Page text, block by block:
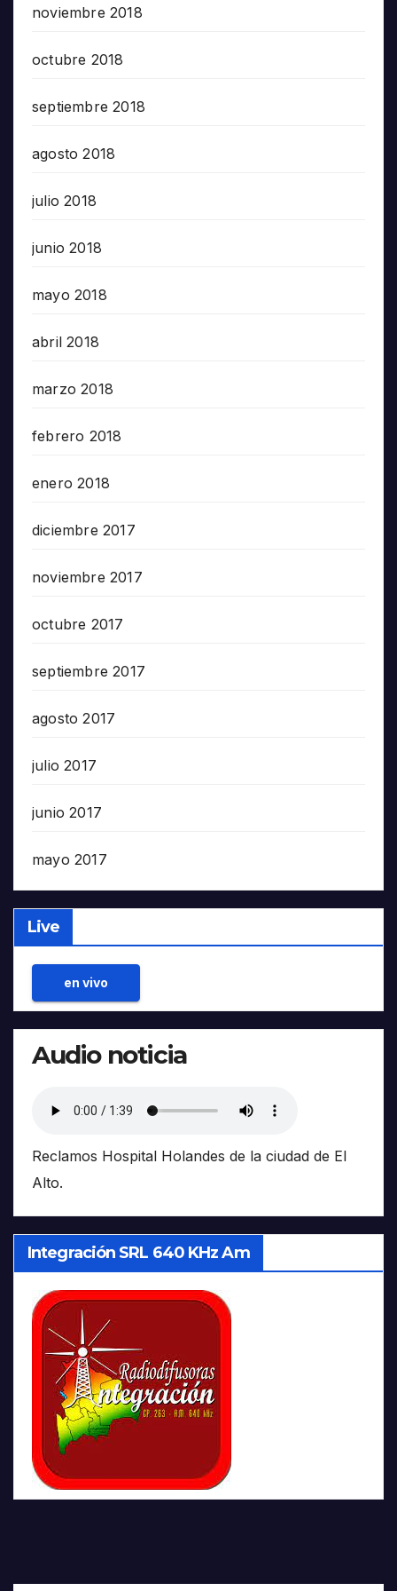
noviembre 2018
octubre 2018
septiembre 2018
agosto 2018
julio 2018
junio 2018
mayo 2018
abril 2018
marzo 2018
febrero 2018
enero 2018
diciembre 2017
noviembre 2017
octubre 2017
septiembre 2017
agosto 2017
julio 2017
junio 2017
mayo 2017
Live
en vivo
Audio noticia
Reclamos Hospital Holandes de la ciudad de El
Alto.
Integración SRL 640 KHz Am